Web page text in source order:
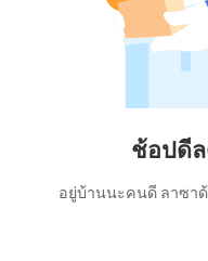
ช้อปดี
อยู่บ้านนะคนดี ลาซา